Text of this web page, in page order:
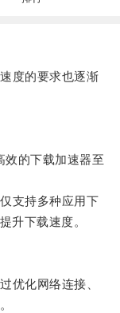
度的要求也逐渐
的下载加速器至
支持多种应用下
升下载速度。
化网络连接、